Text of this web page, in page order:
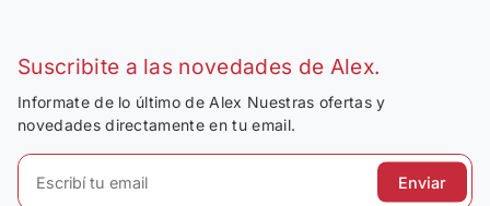
Suscribite a las novedades de Alex.
Informate de lo último de Alex Nuestras ofertas y
novedades directamente en tu email.
Enviar